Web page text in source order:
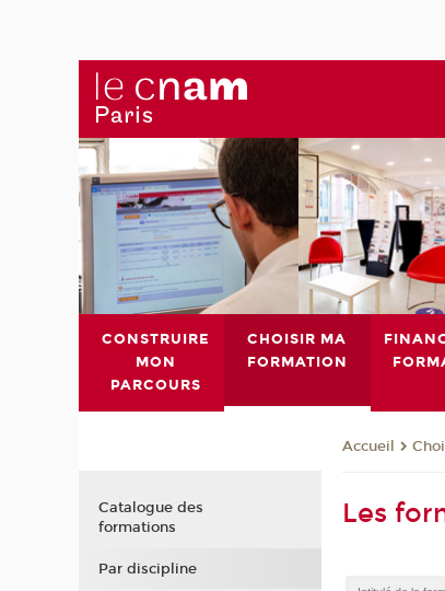
CONSTRUIRE
MON
PARCOURS
CHOISIR MA
FORMATION
Accueil
Les
Catalogue des
formations
Par discipline